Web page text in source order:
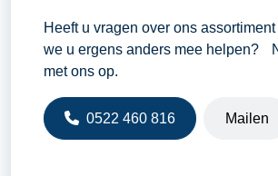
Heeft u vragen over ons
we u ergens anders mee helpen?
met ons op.
0522 460 816 Mailen